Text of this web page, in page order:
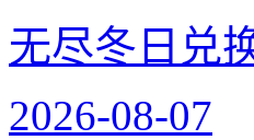
无尽冬日兑
2026-08-07